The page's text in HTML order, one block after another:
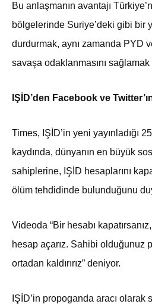
Bu anlaşmanın avantajı
bölgelerinde Suriye’deki gibi bir
durdurmak, aynı zamanda PYD
savaşa odaklanmasını sağlamak
IŞİD’den Facebook ve
Times, IŞİD’in yeni yayınladığı
kaydında, dünyanın en büyük
sahiplerine, IŞİD hesaplarını
ölüm tehdidinde bulunduğunu
Videoda “Bir hesabı
hesap açarız. Sahibi olduğunuz
ortadan kaldırırız” deniyor.
IŞİD’in propoganda aracı olarak